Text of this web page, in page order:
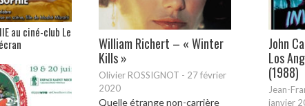
William Richert – « Winter
Kills »
Olivier ROSSIGNOT - 27 février
2020
Quelle étrange non-carrière
John
Los
(1988)
Jean-
janvier
au ciné-club Le